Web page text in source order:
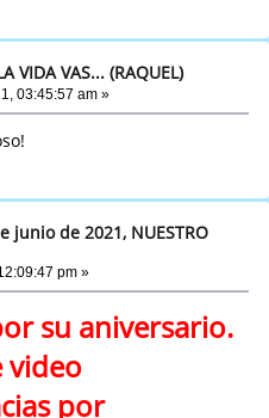
VIDA VAS... (RAQUEL)
03:45:57 am »
junio de 2021, NUESTRO
pm »
su aniversario.
video
por